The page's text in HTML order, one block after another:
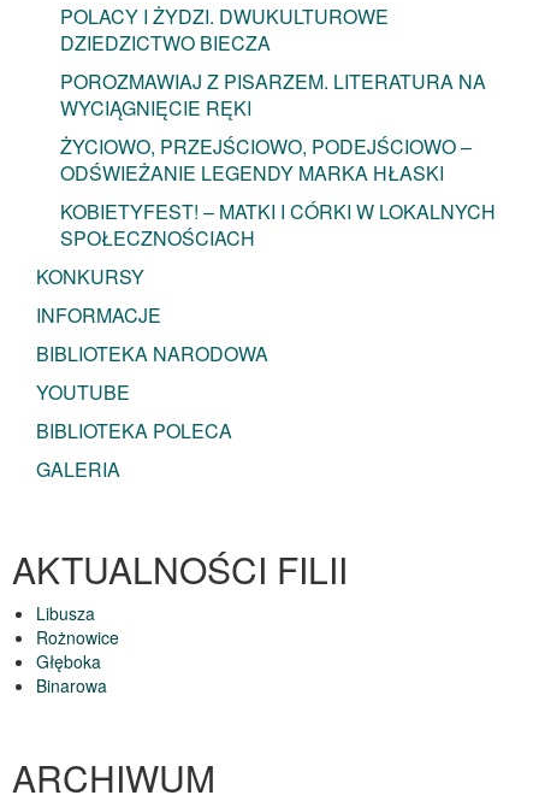
POLACY I ŻYDZI. DWUKULTUROWE
DZIEDZICTWO BIECZA
POROZMAWIAJ Z PISARZEM. LITERATURA NA
WYCIĄGNIĘCIE RĘKI
ŻYCIOWO, PRZEJŚCIOWO, PODEJŚCIOWO –
ODŚWIEŻANIE LEGENDY MARKA HŁASKI
KOBIETYFEST! – MATKI I CÓRKI W LOKALNYCH
SPOŁECZNOŚCIACH
KONKURSY
INFORMACJE
BIBLIOTEKA NARODOWA
YOUTUBE
BIBLIOTEKA POLECA
GALERIA
AKTUALNOŚCI FILII
Libusza
Rożnowice
Głęboka
Binarowa
ARCHIWUM